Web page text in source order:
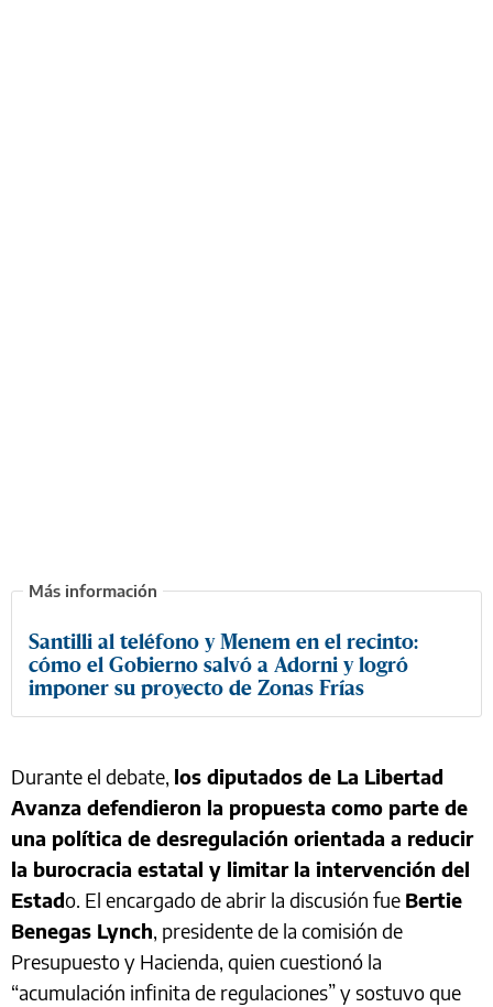
Santilli al teléfono y Menem en el recinto:
cómo el Gobierno salvó a Adorni y logró
imponer su proyecto de Zonas Frías
Durante el debate, los diputados de La Libertad
Avanza defendieron la propuesta como parte de
una política de desregulación orientada a reducir
la burocracia estatal y limitar la intervención del
Estado. El encargado de abrir la discusión fue Bertie
Benegas Lynch, presidente de la comisión de
Presupuesto y Hacienda, quien cuestionó la
“acumulación infinita de regulaciones” y sostuvo que